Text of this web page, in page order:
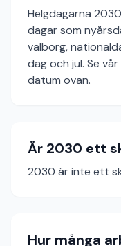
Helgdagarna
dagar som
valborg,
dag och jul. Se
datum ovan.
Är 2030 ett
2030 är inte ett
Hur många